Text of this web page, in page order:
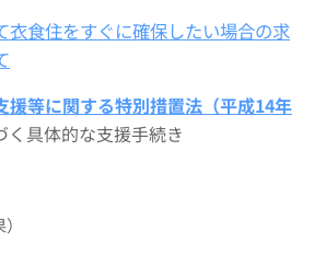
衣食住をすぐに確保したい場合の求
援等に関する特別措置法（平成14年
く具体的な支援手続き